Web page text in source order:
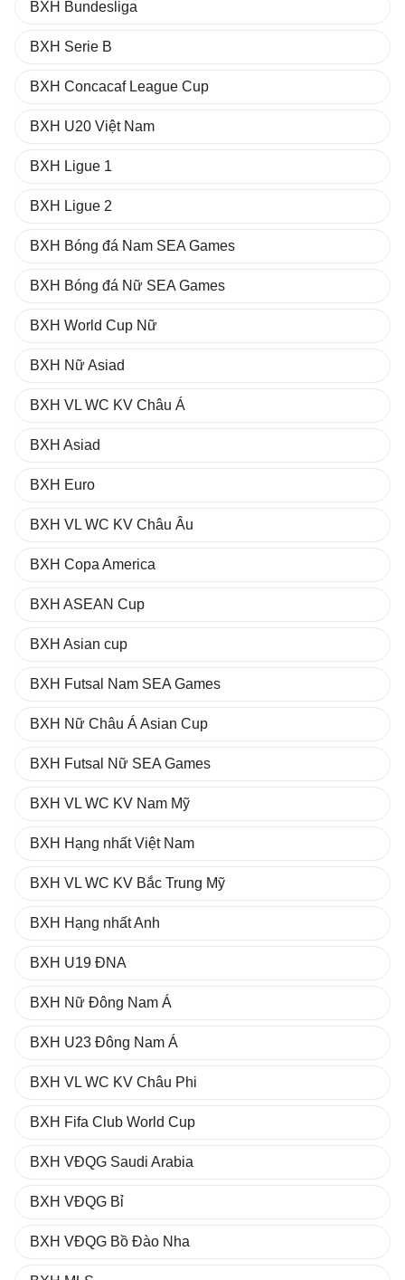
BXH Bundesliga
BXH Serie B
BXH Concacaf League Cup
BXH U20 Việt Nam
BXH Ligue 1
BXH Ligue 2
BXH Bóng đá Nam SEA Games
BXH Bóng đá Nữ SEA Games
BXH World Cup Nữ
BXH Nữ Asiad
BXH VL WC KV Châu Á
BXH Asiad
BXH Euro
BXH VL WC KV Châu Âu
BXH Copa America
BXH ASEAN Cup
BXH Asian cup
BXH Futsal Nam SEA Games
BXH Nữ Châu Á Asian Cup
BXH Futsal Nữ SEA Games
BXH VL WC KV Nam Mỹ
BXH Hạng nhất Việt Nam
BXH VL WC KV Bắc Trung Mỹ
BXH Hạng nhất Anh
BXH U19 ĐNA
BXH Nữ Đông Nam Á
BXH U23 Đông Nam Á
BXH VL WC KV Châu Phi
BXH Fifa Club World Cup
BXH VĐQG Saudi Arabia
BXH VĐQG Bỉ
BXH VĐQG Bồ Đào Nha